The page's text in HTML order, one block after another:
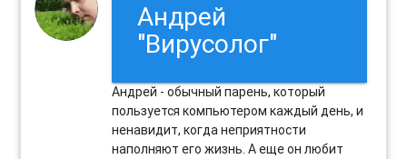
Андрей
"Вирусолог"
Андрей - обычный парень, который
пользуется компьютером каждый день, и
ненавидит, когда неприятности
наполняют его жизнь. А еще он любит